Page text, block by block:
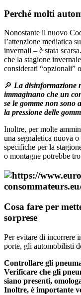
Perché molti
Nonostante il nuovo
l’attenzione mediatica
invernali – è stata
che la stagione
considerati “opzionali”
🔎 La disinformazione
immaginano che un
se le gomme non sono
la pressione delle
Inoltre, per molte
una segnaletica nuova
specifiche per la
o montagne potrebbe
Cosa fare per
sorprese
Per evitare di incorrere
porte, gli automobilisti
Controllare gli
Verificare che gli
siano presenti,
Inoltre, è importante